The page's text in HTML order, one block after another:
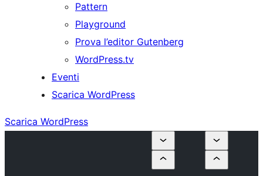
Pattern
Playground
Prova l’editor Gutenberg
WordPress.tv
Eventi
Scarica WordPress
Scarica WordPress